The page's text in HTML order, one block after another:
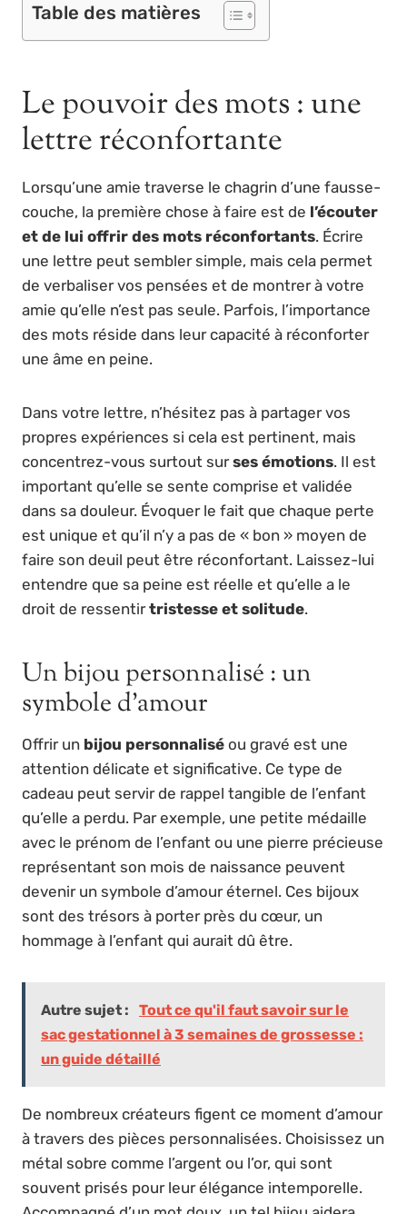
Table des matières
Le pouvoir des mots : une
lettre réconfortante
Lorsqu’une amie traverse le chagrin d’une fausse-
couche, la première chose à faire est de l’écouter
et de lui offrir des mots réconfortants. Écrire
une lettre peut sembler simple, mais cela permet
de verbaliser vos pensées et de montrer à votre
amie qu’elle n’est pas seule. Parfois, l’importance
des mots réside dans leur capacité à réconforter
une âme en peine.
Dans votre lettre, n’hésitez pas à partager vos
propres expériences si cela est pertinent, mais
concentrez-vous surtout surses émotions. Il est
important qu’elle se sente comprise et validée
dans sa douleur. Évoquer le fait que chaque perte
est unique et qu’il n’y a pas de « bon » moyen de
faire son deuil peut être réconfortant. Laissez-lui
entendre que sa peine est réelle et qu’elle a le
droit de ressentirtristesse et solitude.
Un bijou personnalisé : un
symbole d’amour
Offrir un bijou personnalisé ou gravé est une
attention délicate et significative. Ce type de
cadeau peut servir de rappel tangible de l’enfant
qu’elle a perdu. Par exemple, une petite médaille
avec le prénom de l’enfant ou une pierre précieuse
représentant son mois de naissance peuvent
devenir un symbole d’amour éternel. Ces bijoux
sont des trésors à porter près du cœur, un
hommage à l’enfant qui aurait dû être.
Autre sujet :
Tout ce qu'il faut savoir sur le
sac gestationnel à 3 semaines de grossesse :
un guide détaillé
De nombreux créateurs figent ce moment d’amour
à travers des pièces personnalisées. Choisissez un
métal sobre comme l’argent ou l’or, qui sont
souvent prisés pour leur élégance intemporelle.